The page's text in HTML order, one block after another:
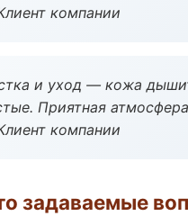
компании
и уход — кожа
Приятная
компании
задаваемые